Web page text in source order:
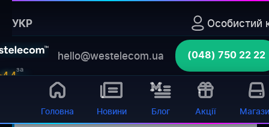
УКР Особистий
4.4
за
hello@westelecom.ua (048) 750 22 22
Головна Новини Блог Акції
Cek list preimusestva interneta po optovoloknu po
sravneniu s mobilnym internetom
⚡ Коротко:Швидкість, що вражає: оптичний
інтернет проти обмежень 4G Оптичний
завантаження фільму у 4K-якості займає